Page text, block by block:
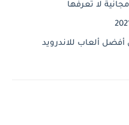
أفضل ألعاب للاندرويد